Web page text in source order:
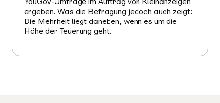
YouGov-Umfrage im Auftrag von Kleinanzeigen
ergeben. Was die Befragung jedoch auch zeigt:
Die Mehrheit liegt daneben, wenn es um die
Höhe der Teuerung geht.
erfahren